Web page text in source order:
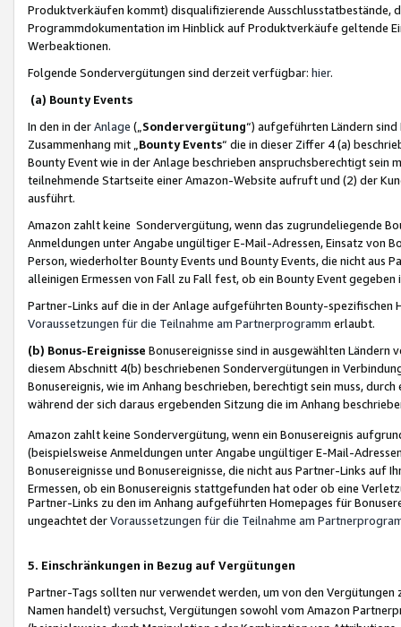
Produktverkäufen kommt) disqualifizierende Ausschlusstatbestände,
Programmdokumentation im Hinblick auf Produktverkäufe geltende
Werbeaktionen.
Folgende Sondervergütungen sind derzeit verfügbar: hier.
(a) Bounty Events
In den in derAnlage („ Sondervergütung“) aufgeführten Ländern
Zusammenhang mit „ Bounty Events“ die in dieser Ziffer 4 (a)
Bounty Event wie in der Anlage beschrieben anspruchsberechtigt sein
teilnehmende Startseite einer Amazon-Website aufruft und (2) der
ausführt.
Amazon zahlt keine Sondervergütung, wenn das zugrundeliegende
Anmeldungen unter Angabe ungültiger E-Mail-Adressen, Einsatz von
Person, wiederholter Bounty Events und Bounty Events, die nicht
alleinigen Ermessen von Fall zu Fall fest, ob ein Bounty Event
Partner-Links auf die in der Anlage aufgeführten Bounty-spezifischen
Voraussetzungen für die Teilnahme am Partnerprogramm erlaubt.
(b) Bonus-Ereignisse Bonusereignisse sind in ausgewählten Ländern
diesem Abschnitt 4(b) beschriebenen Sondervergütungen in
Bonusereignis, wie im Anhang beschrieben, berechtigt sein muss,
während der sich daraus ergebenden Sitzung die im Anhang
Amazon zahlt keine Sondervergütung, wenn ein Bonusereignis
(beispielsweise Anmeldungen unter Angabe ungültiger E-Mail-
Bonusereignisse und Bonusereignisse, die nicht aus Partner-Links auf
Ermessen, ob ein Bonusereignis stattgefunden hat oder ob eine
Partner-Links zu den im Anhang aufgeführten Homepages für
ungeachtet derVoraussetzungen für die Teilnahme am
5. Einschränkungen in Bezug auf Vergütungen
Partner-Tags sollten nur verwendet werden, um von den
Namen handelt) versuchst, Vergütungen sowohl vom Amazon